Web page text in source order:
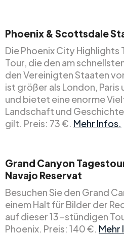
Phoenix & Scottsdale
Die Phoenix City
Tour, die den am
den Vereinigten Staaten
ist größer als London, Paris
und bietet eine enorme
Landschaft und
gilt. Preis: 73 €. Mehr Infos.
Grand Canyon
Navajo Reservat
Besuchen Sie den Grand
einem Halt für Bilder der
auf dieser 13-stündigen
Phoenix. Preis: 140 €. Mehr